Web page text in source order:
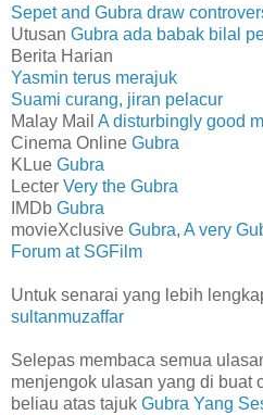
Sepet and Gubra draw
Utusan Gubra ada babak bilal
Berita Harian
Yasmin terus merajuk
Suami curang, jiran pelacur
Malay Mail A disturbingly good
Cinema Online Gubra
KLue Gubra
Lecter Very the Gubra
IMDb Gubra
movieXclusive Gubra, A very
Forum at SGFilm
Untuk senarai yang lebih
sultanmuzaffar
Selepas membaca semua
menjengok ulasan yang di buat
beliau atas tajuk Gubra Yang